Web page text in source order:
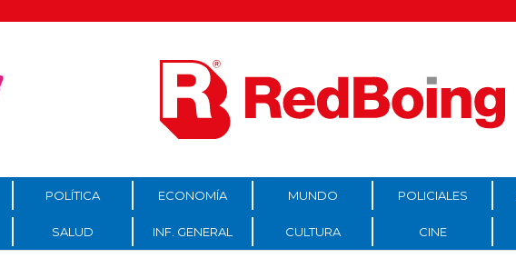
POLÍTICA ECONOMÍA MUNDO POLICIALES
SALUD INF. GENERAL CULTURA CINE